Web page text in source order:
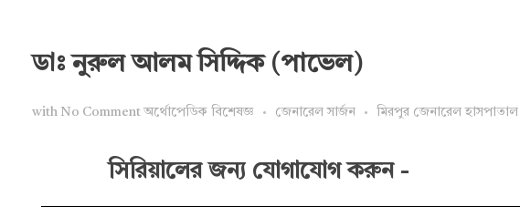
ডাঃ নুরুল আলম সিদ্দিক (পাভেল)
with No Comment অর্থোপেডিক বিশেষজ্ঞ জেনারেল সার্জন মিরপুর জেনারেল হাসপাতাল
সিরিয়ালের জন্য যোগাযোগ করুন -